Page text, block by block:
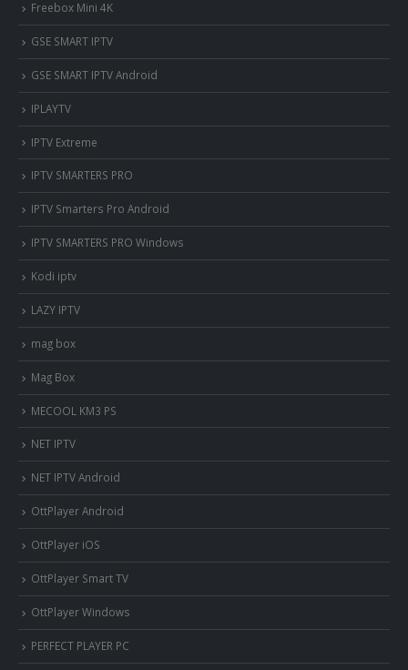
Freebox Mini 4K
‎GSE SMART IPTV
GSE SMART IPTV Android
IPLAYTV
IPTV Extreme
IPTV SMARTERS PRO
IPTV Smarters Pro Android
IPTV SMARTERS PRO Windows
Kodi iptv
LAZY IPTV
mag box
Mag Box
MECOOL KM3 PS
NET IPTV
NET IPTV Android
OttPlayer Android
OttPlayer iOS
OttPlayer Smart TV
OttPlayer Windows
PERFECT PLAYER PC